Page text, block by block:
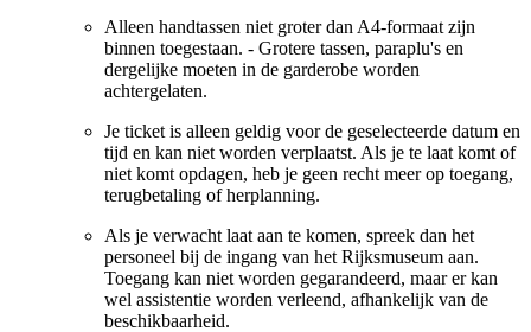
Alleen handtassen niet groter dan A4-formaat zijn
binnen toegestaan. - Grotere tassen, paraplu's en
dergelijke moeten in de garderobe worden
achtergelaten.
Je ticket is alleen geldig voor de geselecteerde datum en
tijd en kan niet worden verplaatst. Als je te laat komt of
niet komt opdagen, heb je geen recht meer op toegang,
terugbetaling of herplanning.
Als je verwacht laat aan te komen, spreek dan het
personeel bij de ingang van het Rijksmuseum aan.
Toegang kan niet worden gegarandeerd, maar er kan
wel assistentie worden verleend, afhankelijk van de
beschikbaarheid.